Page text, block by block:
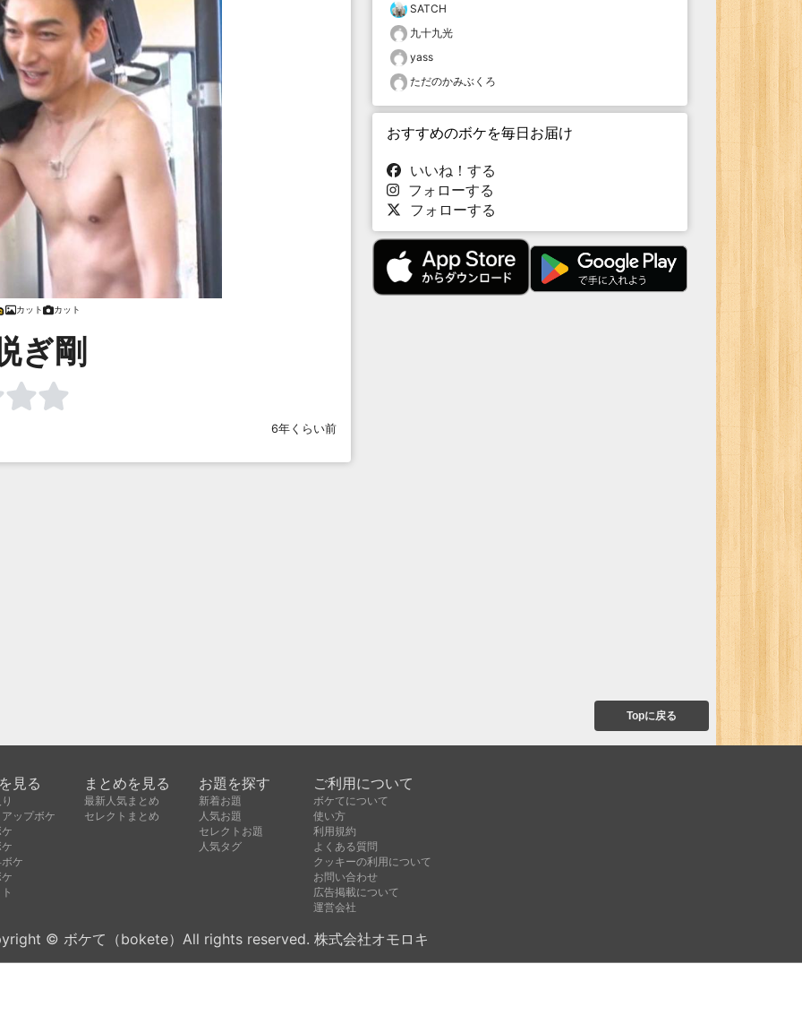
カット カット
ぎ剛
6年くらい前
SATCH
九十九光
yass
ただのかみぶくろ
おすすめのボケを毎日お届け
いいね！する
フォローする
フォローする
Topに戻る
見る
ップボケ
ケ
まとめを見る
最新人気まとめ
セレクトまとめ
お題を探す
新着お題
人気お題
セレクトお題
人気タグ
ご利用について
ボケてについて
使い方
利用規約
よくある質問
クッキーの利用について
お問い合わせ
広告掲載について
運営会社
© ボケて（bokete）All rights reserved. 株式会社オモロキ